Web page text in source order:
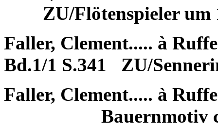
ZU/Flötenspieler um
Faller, Clement..... à
Bd.1/1 S.341
ZU/
Faller, Clement..... à
Bauernmotiv